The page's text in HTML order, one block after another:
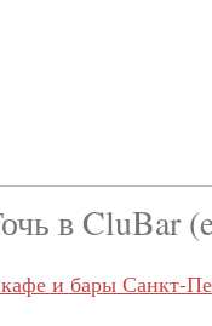
в CluBar
и бары Санкт-